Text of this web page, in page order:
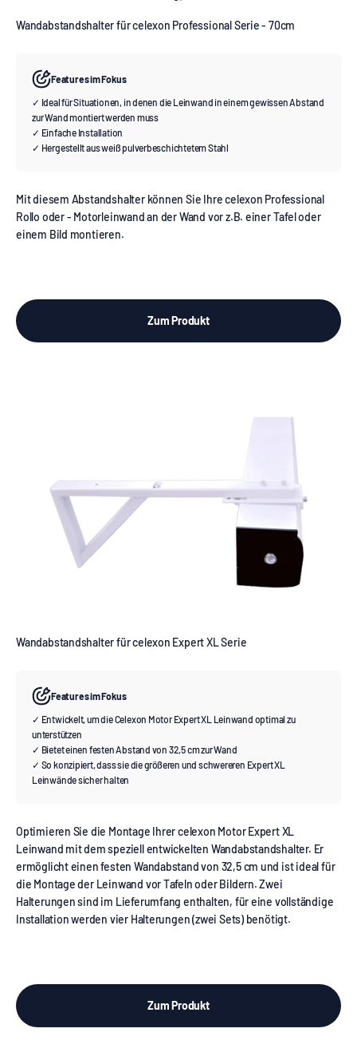
Wandabstandshalter für celexon Professional Serie - 70cm
Features im Fokus
✓ Ideal für Situationen, in denen die Leinwand in einem gewissen Abstand
zur Wand montiert werden muss
✓ Einfache Installation
✓ Hergestellt aus weiß pulverbeschichtetem Stahl
Mit diesem Abstandshalter können Sie Ihre celexon Professional
Rollo oder - Motorleinwand an der Wand vor z.B. einer Tafel oder
einem Bild montieren.
Zum Produkt
Wandabstandshalter für celexon Expert XL Serie
Features im Fokus
✓ Entwickelt, um die Celexon Motor Expert XL Leinwand optimal zu
unterstützen
✓ Bietet einen festen Abstand von 32,5 cm zur Wand
✓ So konzipiert, dass sie die größeren und schwereren Expert XL
Leinwände sicher halten
Optimieren Sie die Montage Ihrer celexon Motor Expert XL
Leinwand mit dem speziell entwickelten Wandabstandshalter. Er
ermöglicht einen festen Wandabstand von 32,5 cm und ist ideal für
die Montage der Leinwand vor Tafeln oder Bildern. Zwei
Halterungen sind im Lieferumfang enthalten, für eine vollständige
Installation werden vier Halterungen (zwei Sets) benötigt.
Zum Produkt